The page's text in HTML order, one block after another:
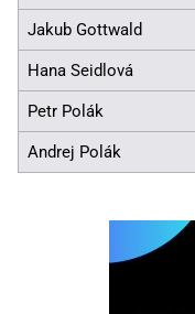
Jakub Gottwald
Hana Seidlová
Petr Polák
Andrej Polák